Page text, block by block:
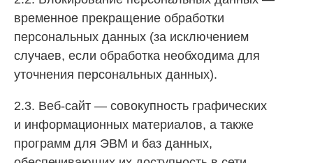
временное прекращение обработки
персональных данных (за исключением
случаев, если обработка необходима для
уточнения персональных данных).
2.3. Веб-сайт — совокупность графических
и информационных материалов, а также
программ для ЭВМ и баз данных,